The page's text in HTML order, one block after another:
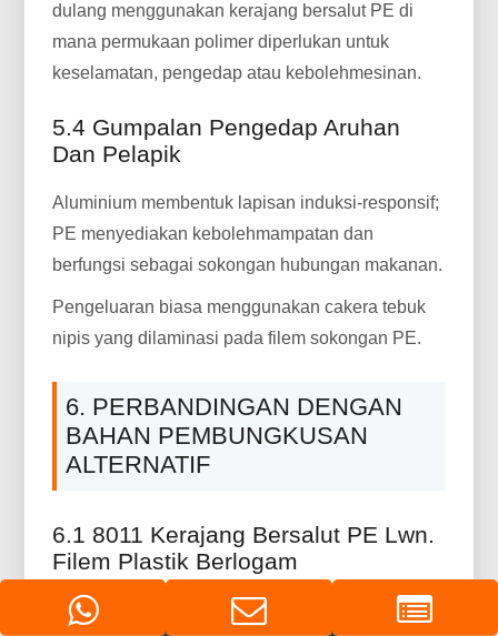
dulang menggunakan kerajang bersalut PE di
mana permukaan polimer diperlukan untuk
keselamatan, pengedap atau kebolehmesinan.
5.4 Gumpalan Pengedap Aruhan
Dan Pelapik
Aluminium membentuk lapisan induksi-responsif;
PE menyediakan kebolehmampatan dan
berfungsi sebagai sokongan hubungan makanan.
Pengeluaran biasa menggunakan cakera tebuk
nipis yang dilaminasi pada filem sokongan PE.
6. PERBANDINGAN DENGAN
BAHAN PEMBUNGKUSAN
ALTERNATIF
6.1 8011 Kerajang Bersalut PE Lwn.
Filem Plastik Berlogam